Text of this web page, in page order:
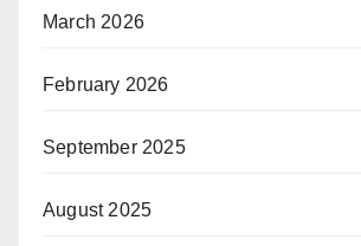
March 2026
February 2026
September 2025
August 2025